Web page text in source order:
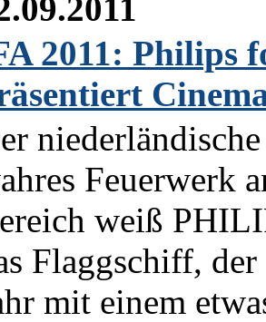
2011: Philips
Feuerwerk
weiß
Flaggschiff,
mit einem